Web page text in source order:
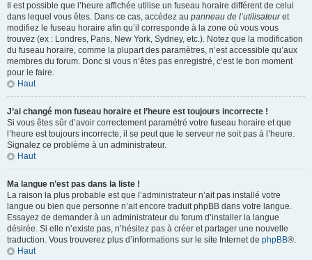
Il est possible que l’heure affichée utilise un fuseau horaire différent de celui
dans lequel vous êtes. Dans ce cas, accédez au panneau de l’utilisateuret
modifiez le fuseau horaire afin qu’il corresponde à la zone où vous vous
trouvez (ex : Londres, Paris, New York, Sydney, etc.). Notez que la modification
du fuseau horaire, comme la plupart des paramètres, n’est accessible qu’aux
membres du forum. Donc si vous n’êtes pas enregistré, c’est le bon moment
pour le faire.
Haut
J’ai changé mon fuseau horaire et l’heure est toujours incorrecte !
Si vous êtes sûr d’avoir correctement paramétré votre fuseau horaire et que
l’heure est toujours incorrecte, il se peut que le serveur ne soit pas à l’heure.
Signalez ce problème à un administrateur.
Haut
Ma langue n’est pas dans la liste !
La raison la plus probable est que l’administrateur n’ait pas installé votre
langue ou bien que personne n’ait encore traduit phpBB dans votre langue.
Essayez de demander à un administrateur du forum d’installer la langue
désirée. Si elle n’existe pas, n’hésitez pas à créer et partager une nouvelle
traduction. Vous trouverez plus d’informations sur le site Internet de phpBB®.
Haut